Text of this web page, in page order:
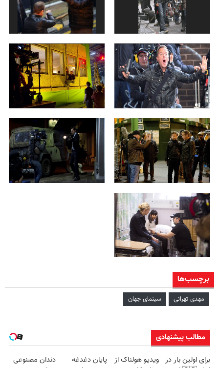
برچسب‌ها
مهدی تهرانی سینمای جهان
مطالب پیشنهادی
برای اولین بار در ویدیو هولناک از
پایان دغدغه
دندان مصنوعی